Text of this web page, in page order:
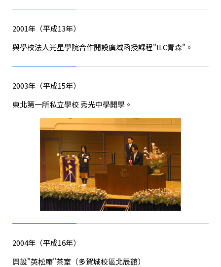
2001年（平成13年）
與學校法人光星學院合作開設廣域函授課程"ILC青森"。
2003年（平成15年）
東北第一所私立學校秀光中學開學 。
2004年（平成16年）
開設"英松庵"茶室（多賀城校區北辰館）